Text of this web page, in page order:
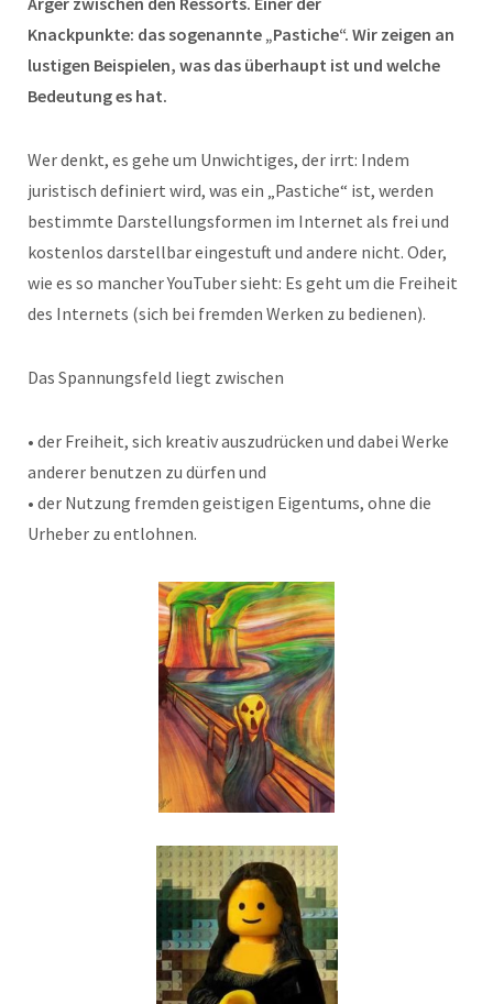
Knackpunkte: das sogenannte „Pastiche“. Wir zeigen an
lustigen Beispielen, was das überhaupt ist und welche
Bedeutung es hat.
Wer denkt, es gehe um Unwichtiges, der irrt: Indem
juristisch definiert wird, was ein „Pastiche“ ist, werden
bestimmte Darstellungsformen im Internet als frei und
kostenlos darstellbar eingestuft und andere nicht. Oder,
wie es so mancher YouTuber sieht: Es geht um die Freiheit
des Internets (sich bei fremden Werken zu bedienen).
Das Spannungsfeld liegt zwischen
• der Freiheit, sich kreativ auszudrücken und dabei Werke
anderer benutzen zu dürfen und
• der Nutzung fremden geistigen Eigentums, ohne die
Urheber zu entlohnen.